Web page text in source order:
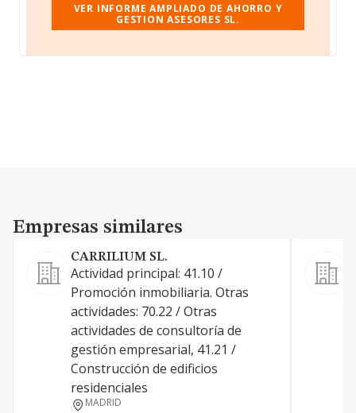
VER INFORME AMPLIADO DE AHORRO Y
GESTION ASESORES SL.
Empresas similares
Empresas similares
CARRILIUM SL.
Actividad principal: 41.10 /
Promoción inmobiliaria. Otras
actividades: 70.22 / Otras
actividades de consultoría de
gestión empresarial, 41.21 /
Construcción de edificios
residenciales
MADRID